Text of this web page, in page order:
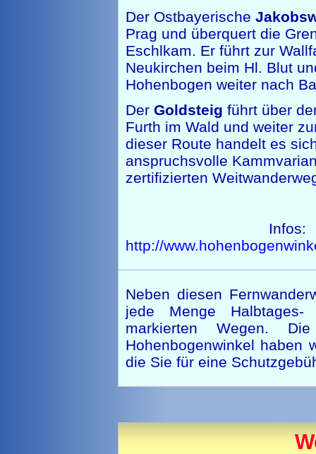
Der Ostbayerische
Prag und überquert die
Eschlkam. Er führt zur
Neukirchen beim Hl. Blut
Hohenbogen weiter nach
Der Goldsteig führt über
Furth im Wald und weiter
dieser Route handelt es
anspruchsvolle
zertifizierten
Infos:
http://
Neben diesen
jede Menge Halbtages-
markierten Wegen.
Hohenbogenwinkel haben
die Sie für eine